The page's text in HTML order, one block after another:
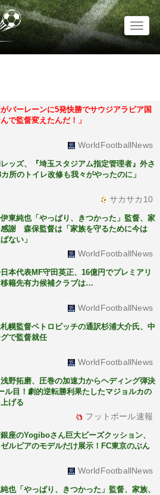
バーレーンに5発快勝でサウジアラビア国
で監督変えたんだ！」
WorldFootballNews
レッズ、『埼玉スタジアム指定管理者』外さ
所のトイレ改修も我々がやったのに」
サカサカ10
東純也「やっぱり、きつかった」監督、家
謝 森保監督は「家族を守るために今は
ない」
WorldFootballNews
本代表MF守田英正、16億円でプレミアリ
籍先有力候補クラブは…
WorldFootballNews
幌監督ペトロビッチの通訳杉浦大介氏、中
で監督就任
WorldFootballNews
浅野拓磨、圧巻の加速力からヘディング弾決
ル目！劇的逆転勝利果たしたマジョルカの
げる
フットボール速報
座のYogiboさん巨大ビーズクッション、
ルビアのモデルだけ展示！FC東京のぶん
WorldFootballNews
純也「やっぱり、きつかった」監督、家族、